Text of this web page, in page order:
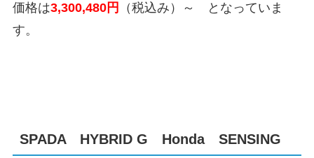
価格は3,300,480円 （税込み）
～ となっていま
す。
SPADA HYBRID G Honda SENSING